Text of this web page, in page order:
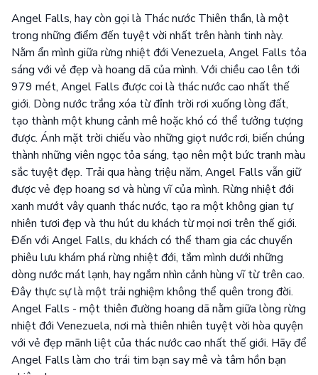
Angel Falls, hay còn gọi là Thác nước Thiên thần, là một
trong những điểm đến tuyệt vời nhất trên hành tinh này.
Nằm ẩn mình giữa rừng nhiệt đới Venezuela, Angel Falls tỏa
sáng với vẻ đẹp và hoang dã của mình. Với chiều cao lên tới
979 mét, Angel Falls được coi là thác nước cao nhất thế
giới. Dòng nước trắng xóa từ đỉnh trời rơi xuống lòng đất,
tạo thành một khung cảnh mê hoặc khó có thể tưởng tượng
được. Ánh mặt trời chiếu vào những giọt nước rơi, biến chúng
thành những viên ngọc tỏa sáng, tạo nên một bức tranh màu
sắc tuyệt đẹp. Trải qua hàng triệu năm, Angel Falls vẫn giữ
được vẻ đẹp hoang sơ và hùng vĩ của mình. Rừng nhiệt đới
xanh mướt vây quanh thác nước, tạo ra một không gian tự
nhiên tươi đẹp và thu hút du khách từ mọi nơi trên thế giới.
Đến với Angel Falls, du khách có thể tham gia các chuyến
phiêu lưu khám phá rừng nhiệt đới, tắm mình dưới những
dòng nước mát lạnh, hay ngắm nhìn cảnh hùng vĩ từ trên cao.
Đây thực sự là một trải nghiệm không thể quên trong đời.
Angel Falls - một thiên đường hoang dã nằm giữa lòng rừng
nhiệt đới Venezuela, nơi mà thiên nhiên tuyệt vời hòa quyện
với vẻ đẹp mãnh liệt của thác nước cao nhất thế giới. Hãy để
Angel Falls làm cho trái tim bạn say mê và tâm hồn bạn